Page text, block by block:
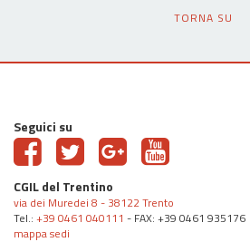
TORNA SU
Seguici su
CGIL del Trentino
via dei Muredei 8 - 38122 Trento
Tel.: +39 0461 040111 - FAX: +39 0461 935176
mappa sedi